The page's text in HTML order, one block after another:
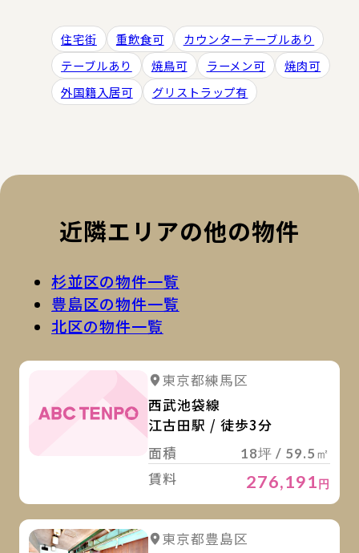
住宅街 重飲食可
カウンターテーブルあり
テーブルあり
焼鳥可 ラーメン可
焼肉可
外国籍入居可
グリストラップ有
近隣エリアの他の物件
杉並区の物件一覧
豊島区の物件一覧
北区の物件一覧
東京都練馬区
西武池袋線
江古田駅 / 徒歩3分
面積
18坪 / 59.5㎡
賃料 276,191円
詳細を見る
東京都豊島区